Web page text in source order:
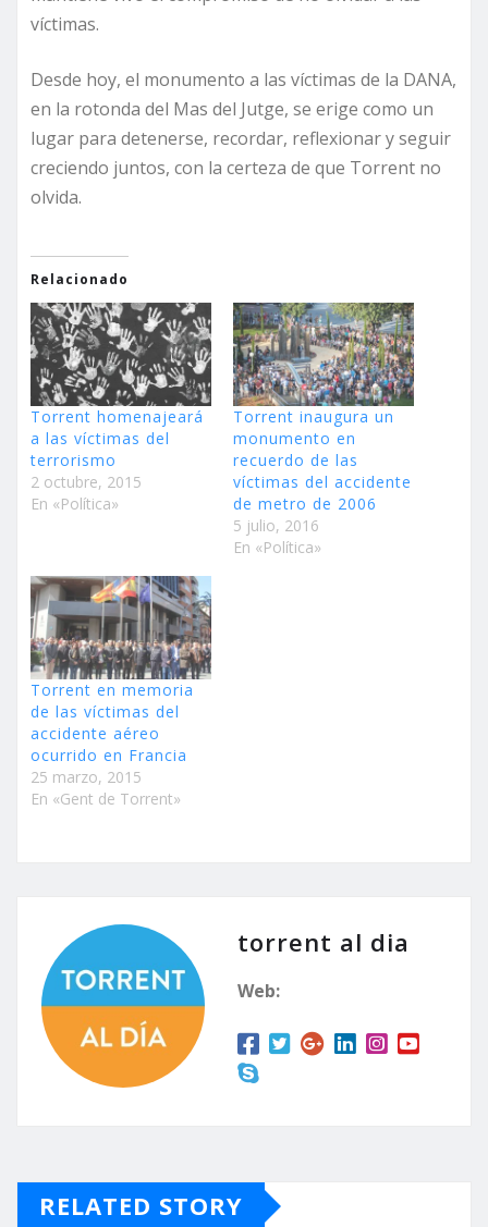
víctimas.
Desde hoy, el monumento a las víctimas de la DANA,
en la rotonda del Mas del Jutge, se erige como un
lugar para detenerse, recordar, reflexionar y seguir
creciendo juntos, con la certeza de que Torrent no
olvida.
Relacionado
Torrent homenajeará
a las víctimas del
terrorismo
2 octubre, 2015
En «Política»
Torrent inaugura un
monumento en
recuerdo de las
víctimas del accidente
de metro de 2006
5 julio, 2016
En «Política»
Torrent en memoria
de las víctimas del
accidente aéreo
ocurrido en Francia
25 marzo, 2015
En «Gent de Torrent»
torrent al dia
Web:
RELATED STORY